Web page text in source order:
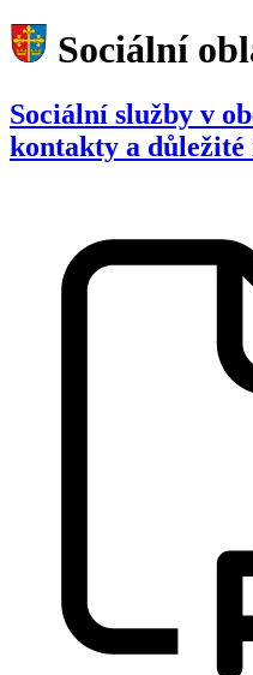
Sociální
Sociální služby v
kontakty a důležité